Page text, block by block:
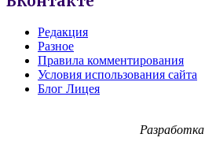
Редакция
Разное
Правила комментирования
Условия использования сайта
Блог Лицея
Разработка